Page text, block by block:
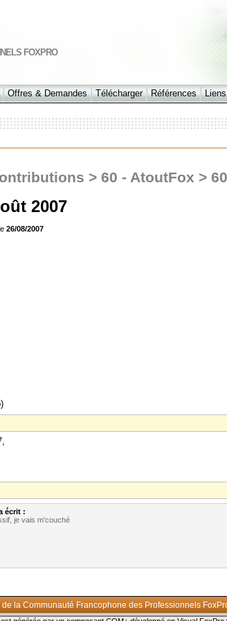
FOXPRO
Offres & Demandes Télécharger Références Liens
> 60 - AtoutFox >
2007
26/08/2007
écrit :
je vais m'couché
de la Communauté Francophone des Professionnels